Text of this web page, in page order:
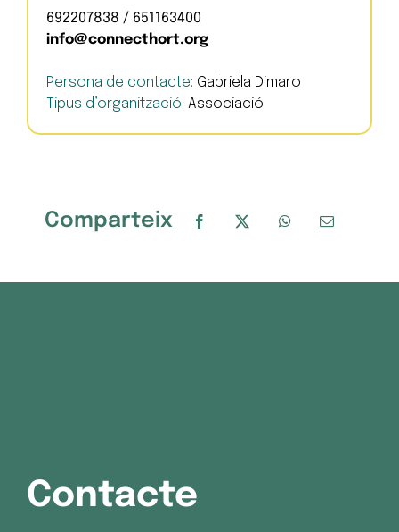
692207838 / 651163400
info@connecthort.org
Persona de contacte: Gabriela Dimaro
Tipus d’organització: Associació
Comparteix
Contacte